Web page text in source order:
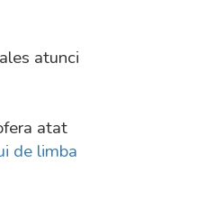
atunci
atat
de limba